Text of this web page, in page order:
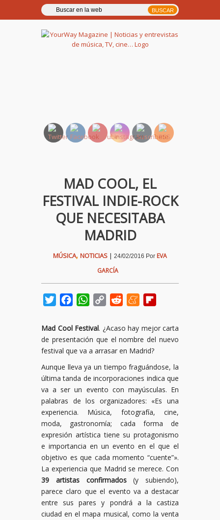
MAD COOL, EL
FESTIVAL INDIE-ROCK
QUE NECESITABA
MADRID
MÚSICA, NOTICIAS | 24/02/2016 Por EVA
GARCÍA
TwitterFacebookWhatsApp
Copy
Reddit Meneame
Mad Cool Festival. ¿Acaso hay mejor carta
de presentación que el nombre del nuevo
festival que va a arrasar en Madrid?
Aunque lleva ya un tiempo fraguándose, la
última tanda de incorporaciones indica que
va a ser un evento con mayúsculas. En
palabras de los organizadores: «Es una
experiencia. Música, fotografía, cine,
moda, gastronomía; cada forma de
expresión artística tiene su protagonismo
e importancia en un evento en el que el
objetivo es que cada momento “cuente”».
La experiencia que Madrid se merece. Con
39 artistas confirmados(y subiendo),
parece claro que el evento va a destacar
entre sus pares y pondrá a la castiza
ciudad en el mapa musical, como la venta